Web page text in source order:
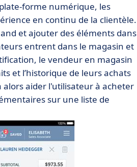
forme numérique, les
en continu de la clientèle.
et ajouter des éléments dans
entrent dans le magasin et
le vendeur en magasin
et l’historique de leurs achats
alors aider l'utilisateur à acheter
sur une liste de